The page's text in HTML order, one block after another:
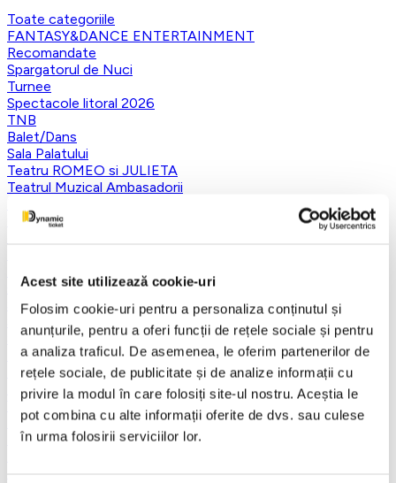
Acest site utilizează cookie-uri
Folosim cookie-uri pentru a personaliza conținutul și
anunțurile, pentru a oferi funcții de rețele sociale și pentru
a analiza traficul. De asemenea, le oferim partenerilor de
rețele sociale, de publicitate și de analize informații cu
privire la modul în care folosiți site-ul nostru. Aceștia le
pot combina cu alte informații oferite de dvs. sau culese
în urma folosirii serviciilor lor.
Toate categoriile
FANTASY&DANCE ENTERTAINMENT
Recomandate
Spargatorul de Nuci
Turnee
Spectacole litoral 2026
TNB
Balet/Dans
Sala Palatului
Teatru ROMEO si JULIETA
Teatrul Muzical Ambasadorii
Caragiale
Concerte și Festivaluri
SHOW EVENT
Sala Dalles
Sala Luceafarul
Exclusiv in reteaua Smart Ticketing
Ultimele 10 bilete
Teatrul Rosu
Victory of Art
Pentru copii
Teatru